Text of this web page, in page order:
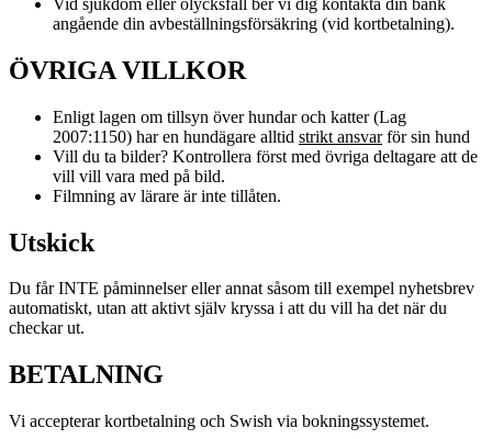
angående din avbeställningsförsäkring (vid kortbetalning).
ÖVRIGA VILLKOR
Enligt lagen om tillsyn över hundar och katter (Lag
2007:1150) har en hundägare alltid strikt ansvarför sin hund
Vill du ta bilder? Kontrollera först med övriga deltagare att de
vill vill vara med på bild.
Filmning av lärare är inte tillåten.
Utskick
Du får INTE påminnelser eller annat såsom till exempel nyhetsbrev
automatiskt, utan att aktivt själv kryssa i att du vill ha det när du
checkar ut.
BETALNING
Vi accepterar kortbetalning och Swish via bokningssystemet.